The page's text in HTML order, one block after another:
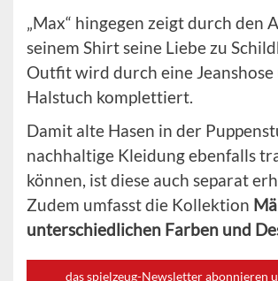
„Max“ hingegen zeigt durch den
seinem Shirt seine Liebe zu
Outfit wird durch eine Jeanshose
Halstuch komplettiert.
Damit alte Hasen in der
nachhaltige Kleidung ebenfalls
können, ist diese auch separat
Zudem umfasst die Kollektion
unterschiedlichen Farben und
das spielzeug-Newsletter abonnieren